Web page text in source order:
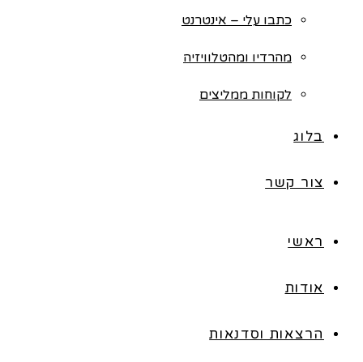
כתבו עלי – אינטרנט
מהרדיו ומהטלוויזיה
לקוחות ממליצים
בלוג
צור קשר
ראשי
אודות
הרצאות וסדנאות